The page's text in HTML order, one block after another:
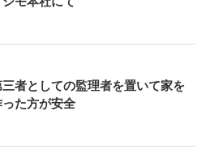
三者としての監理者を置いて家を
った方が安全